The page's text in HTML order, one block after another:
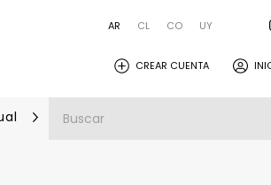
AR CL CO UY
CREAR CUENTA
Ceramistas